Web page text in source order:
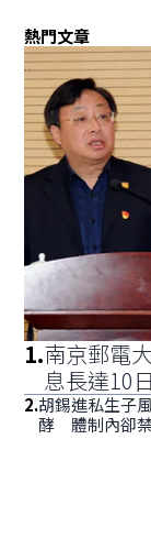
熱門文章
1.南京郵電
息長達10日
2.胡錫進私生子
酵 體制內卻